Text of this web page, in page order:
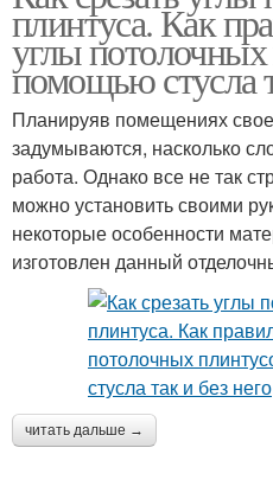
плинтуса. Как
углы
помощью стусла
Планируяв помещениях
задумываются, насколько
работа. Однако все не так
можно установить своими
некоторые особенности
изготовлен данный
читать дальше →